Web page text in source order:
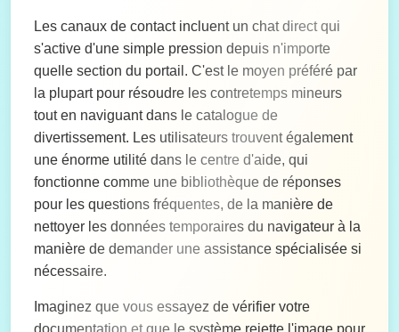
Les canaux de contact incluent un chat direct qui
s'active d'une simple pression depuis n'importe
quelle section du portail. C'est le moyen préféré par
la plupart pour résoudre les contretemps mineurs
tout en naviguant dans le catalogue de
divertissement. Les utilisateurs trouvent également
une énorme utilité dans le centre d'aide, qui
fonctionne comme une bibliothèque de réponses
pour les questions fréquentes, de la manière de
nettoyer les données temporaires du navigateur à la
manière de demander une assistance spécialisée si
nécessaire.
Imaginez que vous essayez de vérifier votre